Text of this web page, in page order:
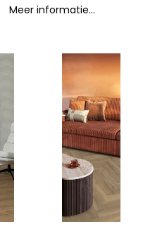
Meer informatie...